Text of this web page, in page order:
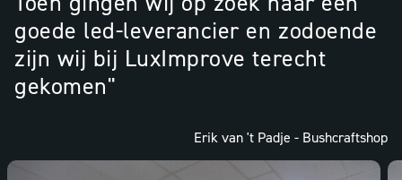
goede led-leverancier en zodoende
zijn wij bij LuxImprove terecht
gekomen"
Erik van 't Padje - Bushcraftshop